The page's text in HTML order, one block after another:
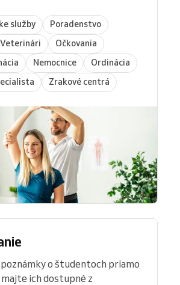
služby
Poradenstvo
Veterinári
Očkovania
Nemocnice
Ordinácia
Zrakové centrá
o študentoch priamo
ich dostupné z